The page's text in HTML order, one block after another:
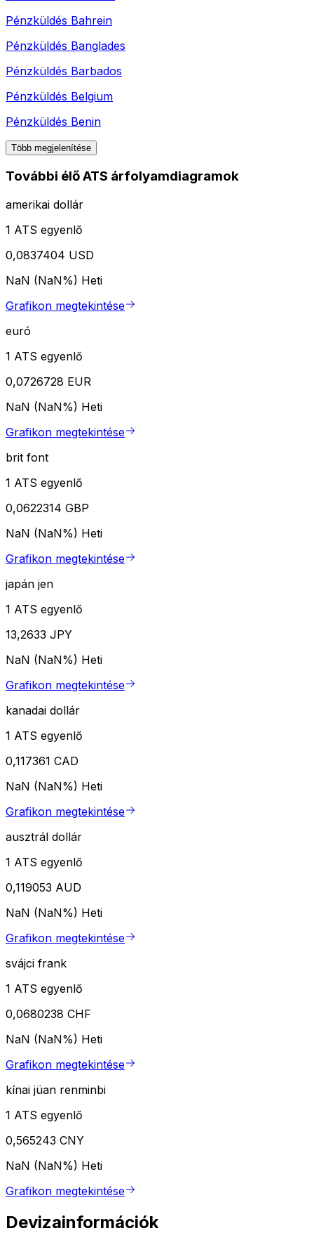
Pénzküldés Bahrein
Pénzküldés Banglades
Pénzküldés Barbados
Pénzküldés Belgium
Pénzküldés Benin
Több megjelenítése
További élő ATS árfolyamdiagramok
amerikai dollár
1 ATS egyenlő
0,0837404 USD
NaN (NaN%) Heti
Grafikon megtekintése
euró
1 ATS egyenlő
0,0726728 EUR
NaN (NaN%) Heti
Grafikon megtekintése
brit font
1 ATS egyenlő
0,0622314 GBP
NaN (NaN%) Heti
Grafikon megtekintése
japán jen
1 ATS egyenlő
13,2633 JPY
NaN (NaN%) Heti
Grafikon megtekintése
kanadai dollár
1 ATS egyenlő
0,117361 CAD
NaN (NaN%) Heti
Grafikon megtekintése
ausztrál dollár
1 ATS egyenlő
0,119053 AUD
NaN (NaN%) Heti
Grafikon megtekintése
svájci frank
1 ATS egyenlő
0,0680238 CHF
NaN (NaN%) Heti
Grafikon megtekintése
kínai jüan renminbi
1 ATS egyenlő
0,565243 CNY
NaN (NaN%) Heti
Grafikon megtekintése
Devizainformációk